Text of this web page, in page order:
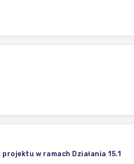
w ramach Działania 15.1